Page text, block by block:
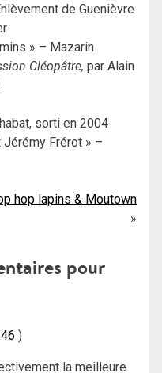
de Guenièvre
» – Mazarin
Cléopâtre, par Alain
sorti en 2004
Jérémy Frérot » –
hop lapins & Moutown
pour
la meilleure